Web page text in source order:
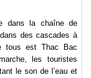
dans la chaîne de
des cascades à
tous est Thac Bac
les touristes
le son de l’eau et